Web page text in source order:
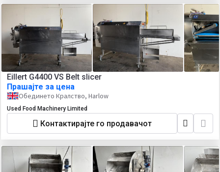
Eillert G4400 VS Belt slicer
Прашајте за цена
Обединето Кралство, Harlow
Used Food Machinery Limited
Контактирајте го продавачот